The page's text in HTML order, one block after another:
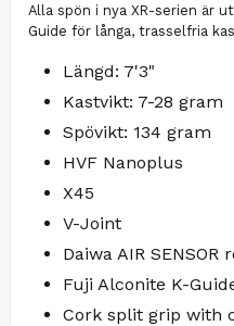
Alla spön i nya XR-serien är
Guide för långa, trasselfria
Längd: 7'3"
Kastvikt: 7-28 gram
Spövikt: 134 gram
HVF Nanoplus
X45
V-Joint
Daiwa AIR SENSOR
Fuji Alconite K-
Cork split grip with